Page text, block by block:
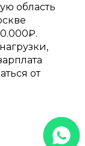
область
от